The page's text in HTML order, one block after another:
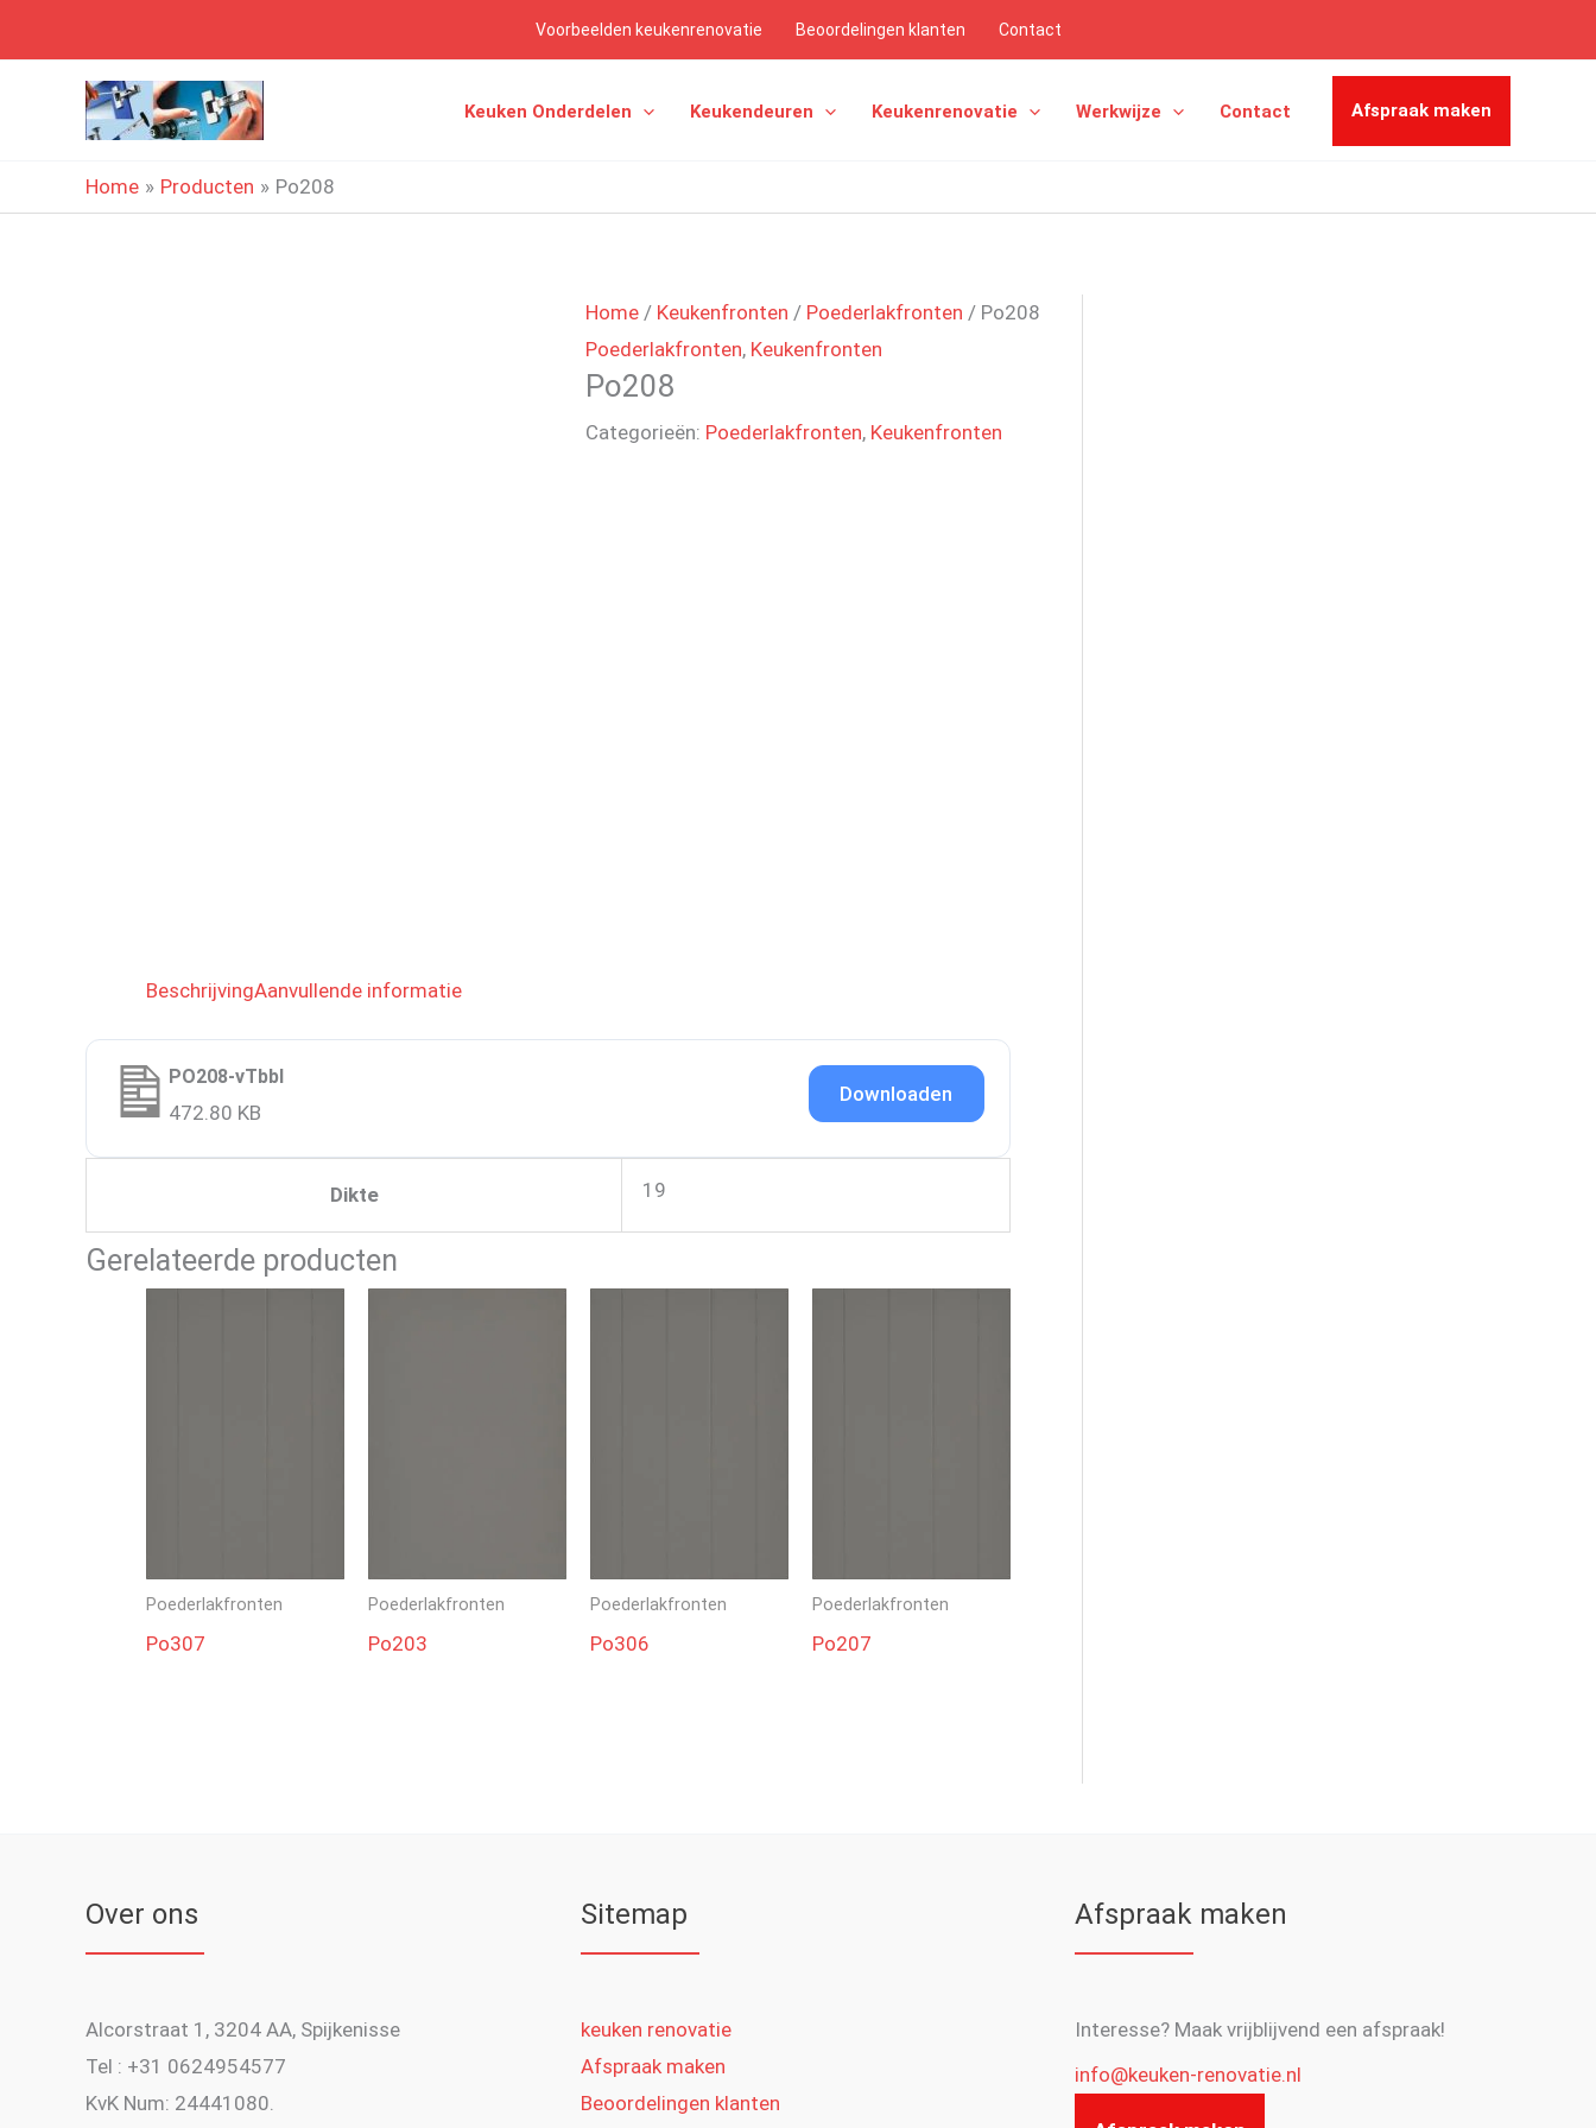
naar
Voorbeelden keukenrenovatie Beoordelingen klanten Contact
Keuken Onderdelen Keukendeuren Keukenrenovatie Werkwijze Contact Afspraak maken
Home Producten Po208
Home/ Keukenfronten / Poederlakfronten / Po208
Poederlakfronten, Keukenfronten
Po208
Categorieën: Poederlakfronten, Keukenfronten
BeschrijvingAanvullende informatie
PO208-vTbbl
472.80 KB
Downloaden
Dikte 19
Gerelateerde producten
Poederlakfronten
Po307
Poederlakfronten
Po203
Poederlakfronten
Po306
Poederlakfronten
Po207
Over ons
Alcorstraat 1, 3204 AA, Spijkenisse
Tel : +31 0624954577
KvK Num: 24441080.
Sitemap
keuken renovatie
Afspraak maken
Beoordelingen klanten
Afspraak maken
Interesse? Maak vrijblijvend een afspraak!
info@keuken-renovatie.nl